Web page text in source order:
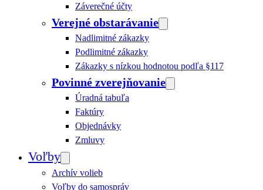
Záverečné účty
Verejné obstarávanie
Nadlimitné zákazky
Podlimitné zákazky
Zákazky s nízkou hodnotou podľa §117
Povinné zverejňovanie
Úradná tabuľa
Faktúry
Objednávky
Zmluvy
Voľby
Archív volieb
Voľby do samospráv